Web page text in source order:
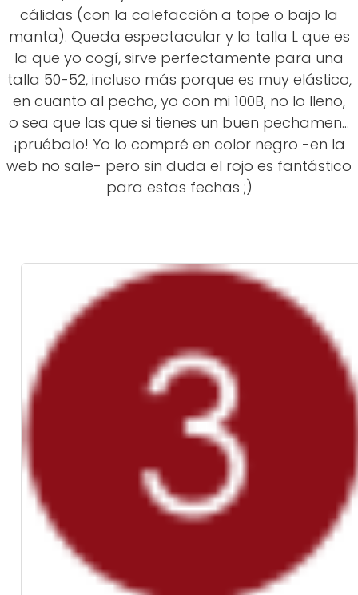
cálidas (con la calefacción a tope o bajo la
manta). Queda espectacular y la talla L que es
la que yo cogí, sirve perfectamente para una
talla 50-52, incluso más porque es muy elástico,
en cuanto al pecho, yo con mi 100B, no lo lleno,
o sea que las que si tienes un buen pechamen...
¡pruébalo! Yo lo compré en color negro -en la
web no sale- pero sin duda el rojo es fantástico
para estas fechas ;)